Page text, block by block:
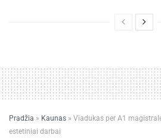
Pradžia » Kaunas » Viadukas per A1
estetiniai darbai